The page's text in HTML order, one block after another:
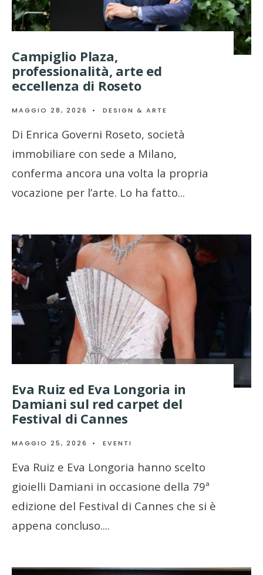
Campiglio Plaza,
professionalità, arte ed
eccellenza di Roseto
MAGGIO 28, 2026 • DESIGN & ARTE
Di Enrica Governi Roseto, società
immobiliare con sede a Milano,
conferma ancora una volta la propria
vocazione per l’arte. Lo ha fatto...
Eva Ruiz ed Eva Longoria in
Damiani sul red carpet del
Festival di Cannes
MAGGIO 25, 2026 • EVENTI
Eva Ruiz e Eva Longoria hanno scelto
gioielli Damiani in occasione della 79ª
edizione del Festival di Cannes che si è
appena concluso....